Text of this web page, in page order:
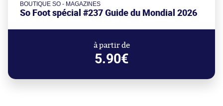
BOUTIQUE SO - MAGAZINES
So Foot spécial #237 Guide du Mondial 2026
à partir de
5.90€